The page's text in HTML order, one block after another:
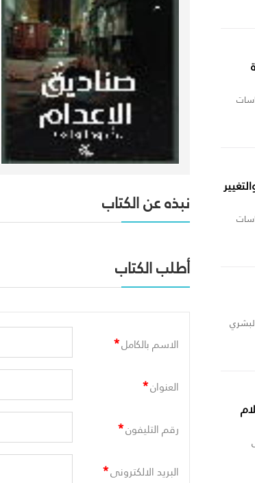
نبذه عن الكتاب
أطلب الكتاب
الاسم بالكامل*
العنوان*
رقم التليفون*
البريد الالكترونى*